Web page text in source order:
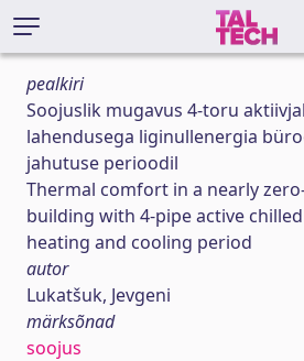
pealkiri
Soojuslik mugavus 4-toru
lahendusega liginullenergia
jahutuse perioodil
Thermal comfort in a nearly
building with 4-pipe active
heating and cooling period
autor
Lukatšuk, Jevgeni
märksõnad
soojus